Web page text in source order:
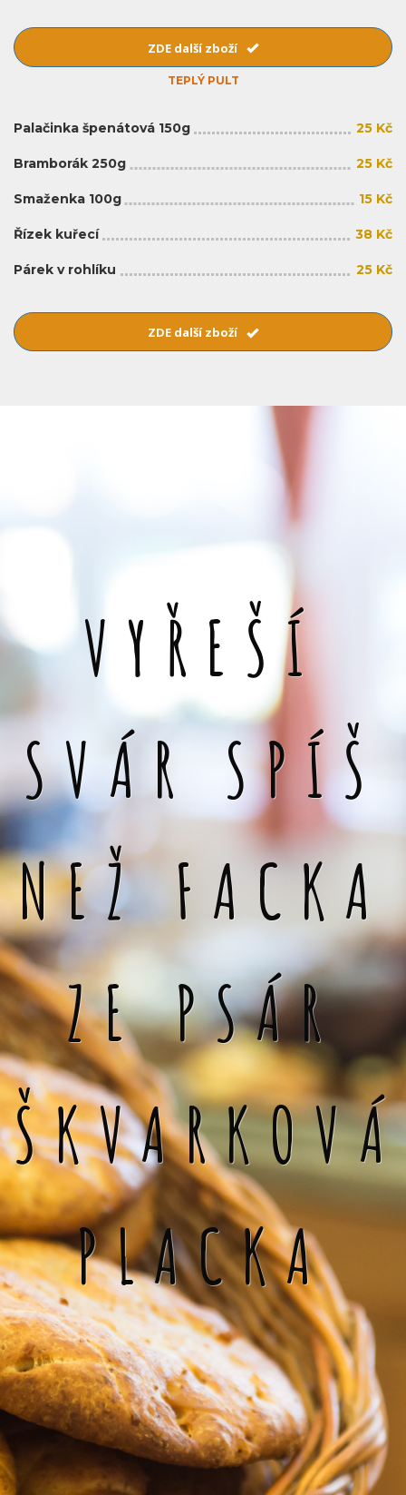
ZDE další zboží
TEPLÝ PULT
Palačinka špenátová 150g 25 Kč
Bramborák 250g 25 Kč
Smaženka 100g 15 Kč
Řízek kuřecí 38 Kč
Párek v rohlíku 25 Kč
ZDE další zboží
VYŘEŠÍ
SVÁR SPÍŠ
NEŽ FACKA
ZE PSÁR
ŠKVARKOVÁ
PLACKA